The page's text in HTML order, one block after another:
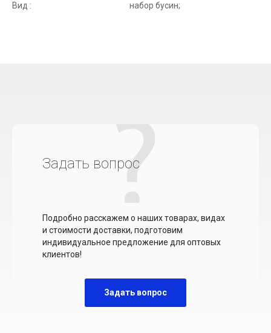
Вид :
набор бусин;
Задать вопрос
Подробно расскажем о наших товарах, видах
и стоимости доставки, подготовим
индивидуальное предложение для оптовых
клиентов!
Задать вопрос